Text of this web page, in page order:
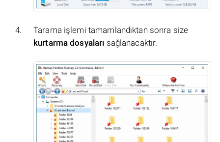
Tarama işlemi tamamlandıktan sonra size
kurtarma dosyaları sağlanacaktır.